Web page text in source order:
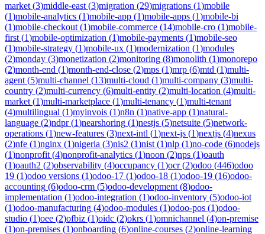
market (3)middle-east (3)migration (29)migrations (1)mobile
(1)mobile-analytics (1)mobile-app (1)mobile-apps (1)mobile-bi
(1)mobile-checkout (1)mobile-commerce (14)mobile-cro (1)mobile-
first (1)mobile-optimization (1)mobile-payments (1)mobile-seo
(1)mobile-strategy (1)mobile-ux (1)modernization (1)modules
(2)monday (3)monetization (2)monitoring (8)monolith (1)monorepo
(2)month-end (1)month-end-close (2)mps (1)mrp (6)mtd (1)multi-
agent (5)multi-channel (13)multi-cloud (1)multi-company (3)multi-
country (2)multi-currency (6)multi-entity (2)multi-location (4)multi-
market (1)multi-marketplace (1)multi-tenancy (1)multi-tenant
(4)multilingual (1)myinvois (1)n8n (1)native-app (1)natural-
language (2)ndpr(1)nearshoring (1)nestjs (5)netsuite (5)network-
operations (1)new-features (3)next-intl (1)next-js (1)nextjs (4)nexus
(2)nfe (1)nginx (1)nigeria (3)nis2 (1)nist (1)nlp (1)no-code (6)nodejs
(1)nonprofit (4)nonprofit-analytics (1)noon (2)nps (1)oauth
(1)oauth2 (2)observability (4)occupancy (1)ocr(2)odoo (446)odoo
19 (1)odoo versions (1)odoo-17 (1)odoo-18 (1)odoo-19 (16)odoo-
accounting (6)odoo-crm (5)odoo-development (8)odoo-
implementation (1)odoo-integration (1)odoo-inventory (5)odoo-iot
(1)odoo-manufacturing (4)odoo-modules (1)odoo-pos (1)odoo-
studio (1)oee (2)ofbiz (1)oidc (2)okrs (1)omnichannel (4)on-premise
(1)on-premises (1)onboarding (6)online-courses (2)online-learning